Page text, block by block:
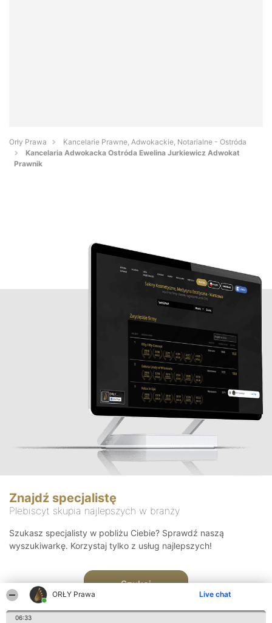
ORŁY Prawa Live chat
06:33
Orły Prawa
Kancelarie Prawne, Adwokackie, Notarialne - Ostróda
Kancelaria Adwokacka Ostróda Ewelina Jurkiewicz Adwokat
Prawnik
Znajdź specjalistę
Plebiscyt skupia najlepszych w branży
Szukasz specjalisty w pobliżu Ciebie? Sprawdź naszą
wyszukiwarkę. Korzystaj tylko z usług najlepszych!
Szukaj